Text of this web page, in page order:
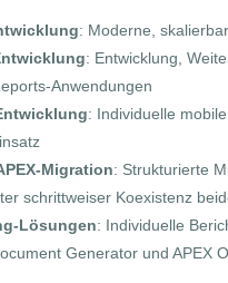
: Moderne,
: Entwicklung,
Anwendungen
: Individuelle
Migration: Strukturierte
schrittweiser Koexistenz
Lösungen: Individuelle
Generator und APEX